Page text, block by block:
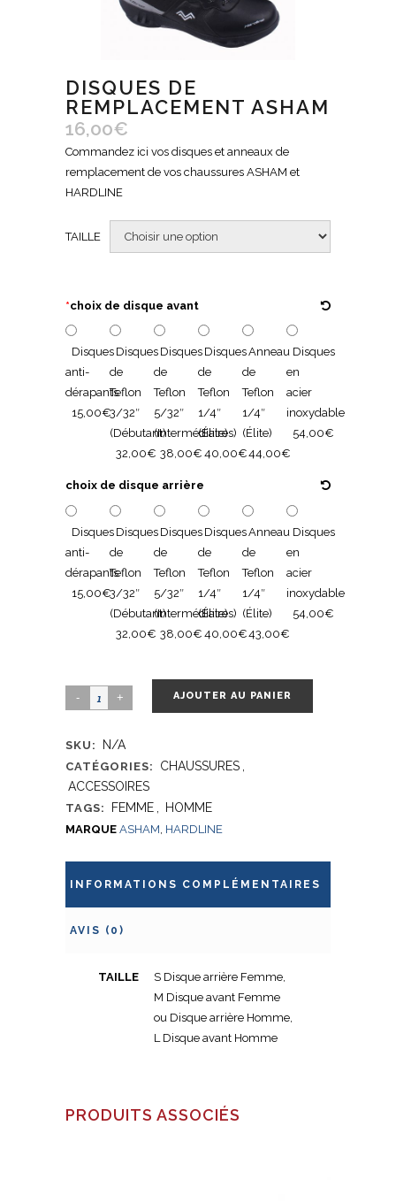
DISQUES DE
REMPLACEMENT ASHAM
16,00€
Commandez ici vos disques et anneaux de
remplacement de vos chaussures ASHAM et
HARDLINE
TAILLE
*choix de disque avant
Disques
anti-
dérapants
15,00€
Disques
de
Teflon
3/32″
(Débutant)
32,00€
Disques
de
Teflon
5/32″
(Intermédiaires)
38,00€
Disques
de
Teflon
1/4″
(Élite)
40,00€
Anneau
de
Teflon
1/4″
(Élite)
44,00€
Disques
en
acier
inoxydable
54,00€
choix de disque arrière
Disques
anti-
dérapants
15,00€
Disques
de
Teflon
3/32″
(Débutant)
32,00€
Disques
de
Teflon
5/32″
(Intermédiaires)
38,00€
Disques
de
Teflon
1/4″
(Élite)
40,00€
Anneau
de
Teflon
1/4″
(Élite)
43,00€
Disques
en
acier
inoxydable
54,00€
AJOUTER AU PANIER
SKU: N/A
CATÉGORIES: CHAUSSURES
ACCESSOIRES
TAGS: FEMME HOMME
MARQUE ASHAM HARDLINE
INFORMATIONS COMPLÉMENTAIRES
AVIS (0)
TAILLE
S Disque arrière Femme,
M Disque avant Femme
ou Disque arrière Homme,
L Disque avant Homme
PRODUITS ASSOCIÉS